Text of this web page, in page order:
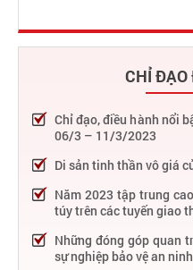
CHỈ ĐẠO
Chỉ đạo, điều hành nổi
06/3 – 11/3/2023
Di sản tinh thần vô giá
Năm 2023 tập trung
túy trên các tuyến giao
Những đóng góp quan
sự nghiệp bảo vệ an